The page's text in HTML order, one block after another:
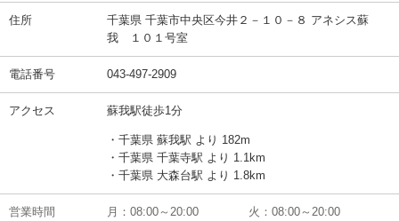
住所
千葉県 千葉市中央区今井２－１０－８ アネシス蘇
我 １０１号室
電話番号 043-497-2909
アクセス 蘇我駅徒歩1分
・千葉県 蘇我駅 より 182m
・千葉県 千葉寺駅 より 1.1km
・千葉県 大森台駅 より 1.8km
営業時間 月：08:00～20:00
火：08:00～20:00